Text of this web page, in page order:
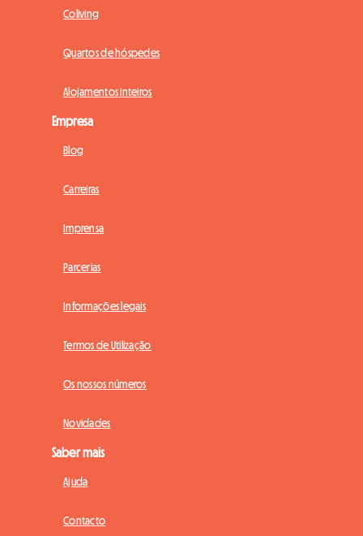
Coliving
Quartos de hóspedes
Alojamentos inteiros
Empresa
Blog
Carreiras
Imprensa
Parcerias
Informações legais
Termos de Utilização
Os nossos números
Novidades
Saber mais
Ajuda
Contacto